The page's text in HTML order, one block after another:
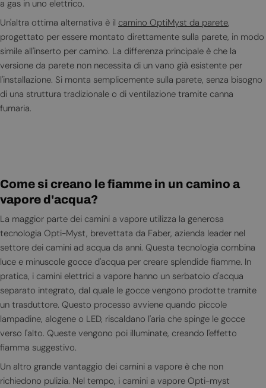
a gas in uno elettrico.
Un'altra ottima alternativa è il camino OptiMyst da parete,
progettato per essere montato direttamente sulla parete, in modo
simile all'inserto per camino. La differenza principale è che la
versione da parete non necessita di un vano già esistente per
l'installazione. Si monta semplicemente sulla parete, senza bisogno
di una struttura tradizionale o di ventilazione tramite canna
fumaria.
Come si creano le fiamme in un camino a
vapore d'acqua?
La maggior parte dei camini a vapore utilizza la generosa
tecnologia Opti-Myst, brevettata da Faber, azienda leader nel
settore dei camini ad acqua da anni. Questa tecnologia combina
luce e minuscole gocce d'acqua per creare splendide fiamme. In
pratica, i camini elettrici a vapore hanno un serbatoio d'acqua
separato integrato, dal quale le gocce vengono prodotte tramite
un trasduttore. Questo processo avviene quando piccole
lampadine, alogene o LED, riscaldano l'aria che spinge le gocce
verso l'alto. Queste vengono poi illuminate, creando l'effetto
fiamma suggestivo.
Un altro grande vantaggio dei camini a vapore è che non
richiedono pulizia. Nel tempo, i camini a vapore Opti-myst